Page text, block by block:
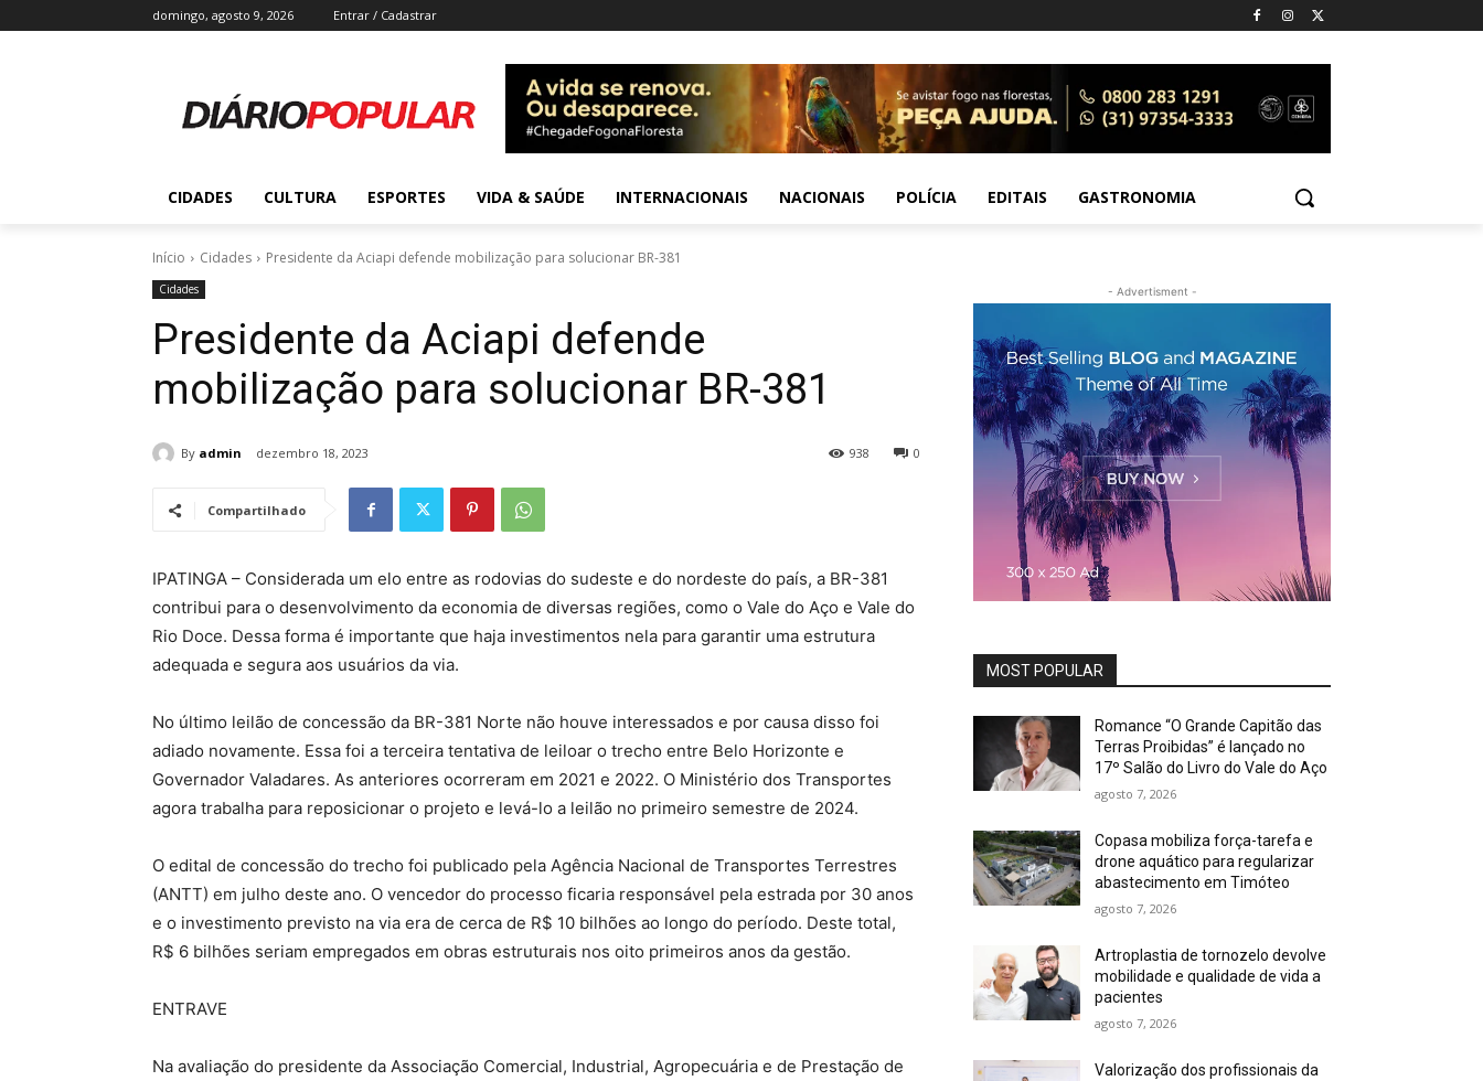
domingo, agosto 9, 2026 Entrar / Cadastrar
CIDADES CULTURA ESPORTES VIDA & SAÚDE INTERNACIONAIS NACIONAIS POLÍCIA EDITAIS GASTRONOMIA
Início Cidades Presidente da Aciapi defende mobilização para solucionar BR-381
Cidades
Presidente da Aciapi defende
mobilização para solucionar BR-381
By admin dezembro 18, 2023 0
938
Compartilhado
IPATINGA – Considerada um elo entre as rodovias do sudeste e do nordeste do país, a BR-381
contribui para o desenvolvimento da economia de diversas regiões, como o Vale do Aço e Vale do
Rio Doce. Dessa forma é importante que haja investimentos nela para garantir uma estrutura
adequada e segura aos usuários da via.
No último leilão de concessão da BR-381 Norte não houve interessados e por causa disso foi
adiado novamente. Essa foi a terceira tentativa de leiloar o trecho entre Belo Horizonte e
Governador Valadares. As anteriores ocorreram em 2021 e 2022. O Ministério dos Transportes
agora trabalha para reposicionar o projeto e levá-lo a leilão no primeiro semestre de 2024.
O edital de concessão do trecho foi publicado pela Agência Nacional de Transportes Terrestres
(ANTT) em julho deste ano. O vencedor do processo ficaria responsável pela estrada por 30 anos
e o investimento previsto na via era de cerca de R$ 10 bilhões ao longo do período. Deste total,
R$ 6 bilhões seriam empregados em obras estruturais nos oito primeiros anos da gestão.
ENTRAVE
Na avaliação do presidente da Associação Comercial, Industrial, Agropecuária e de Prestação de
- Advertisment -
MOST POPULAR
Romance “O Grande Capitão das
Terras Proibidas” é lançado no
17º Salão do Livro do Vale do Aço
agosto 7, 2026
Copasa mobiliza força-tarefa e
drone aquático para regularizar
abastecimento em Timóteo
agosto 7, 2026
Artroplastia de tornozelo devolve
mobilidade e qualidade de vida a
pacientes
agosto 7, 2026
Valorização dos profissionais da